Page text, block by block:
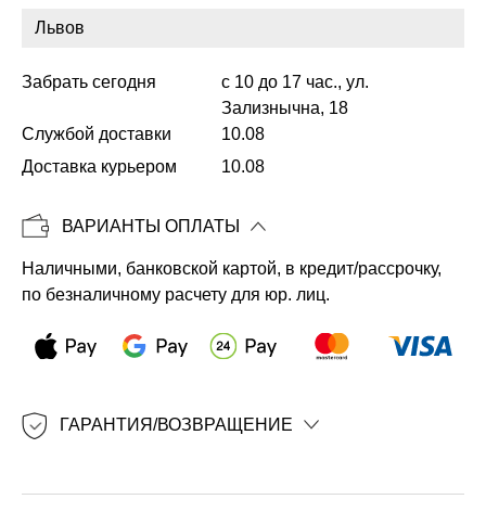
Забрать сегодня
с 10 до 17 час., ул.
Зализнычна, 18
Службой доставки
10.08
Доставка курьером
10.08
ВАРИАНТЫ ОПЛАТЫ
Наличными, банковской картой, в кредит/рассрочку,
по безналичному расчету для юр. лиц.
ГАРАНТИЯ/ВОЗВРАЩЕНИЕ